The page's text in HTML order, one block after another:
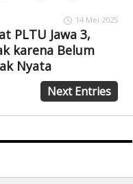
14 Mei 2025
PLTU Jawa 3,
karena Belum
Nyata
Next Entries